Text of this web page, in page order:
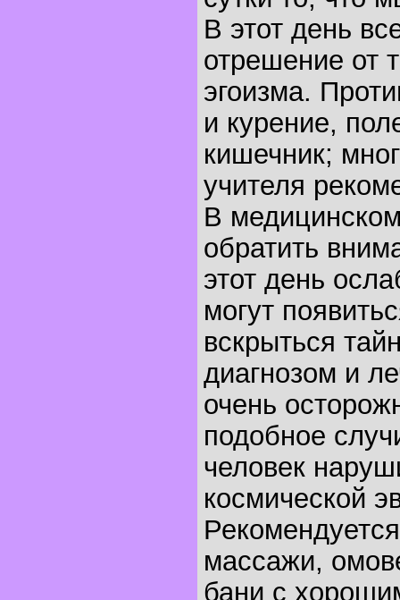
В этот день
отрешение от
эгоизма.
и курение,
кишечник;
учителя
В
обратить
этот день
могут
вскрыться
диагнозом и
очень
подобное
человек
космической
массажи,
бани с